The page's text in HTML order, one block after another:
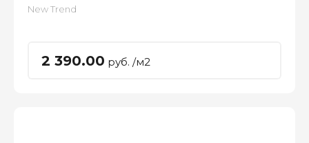
New Trend
2 390.00 руб. /м2